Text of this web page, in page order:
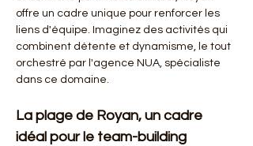
offre un cadre unique pour renforcer les
liens d'équipe. Imaginez des activités qui
combinent détente et dynamisme, le tout
orchestré par l'agence NUA, spécialiste
dans ce domaine.
La plage de Royan, un cadre
idéal pour le team-building